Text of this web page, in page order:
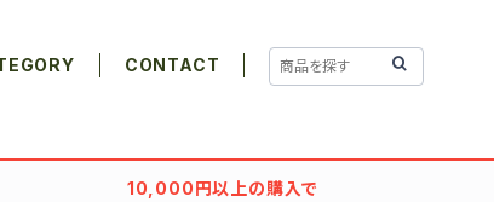
CONTACT
10,000円以上の購入で